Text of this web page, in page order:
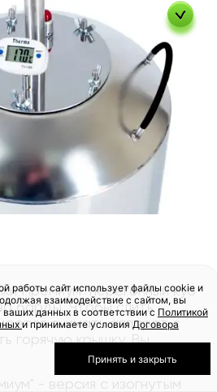
Премиум" перегонный куб
барды. Чтобы слить
снимать аппарат с
горячую крышку. Вы
- версия с изогнутым
работы сайт использует файлы cookie и
взаимодействие с сайтом, вы
данных в соответствии с Политикой
и принимаете условияДоговора
Принять и закрыть